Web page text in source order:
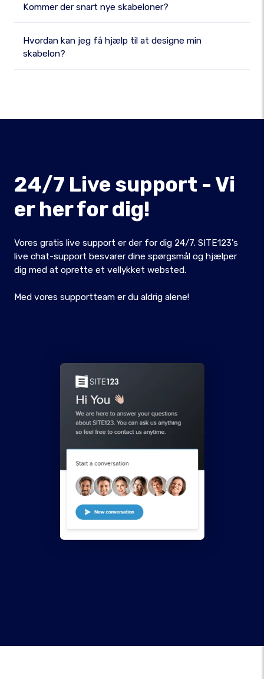
Kommer der snart nye skabeloner?
Hvordan kan jeg få hjælp til at designe min
skabelon?
24/7 Live support - Vi
er her for dig!
Vores gratis live support er der for dig 24/7. SITE123's
live chat-support besvarer dine spørgsmål og hjælper
dig med at oprette et vellykket websted.
Med vores supportteam er du aldrig alene!